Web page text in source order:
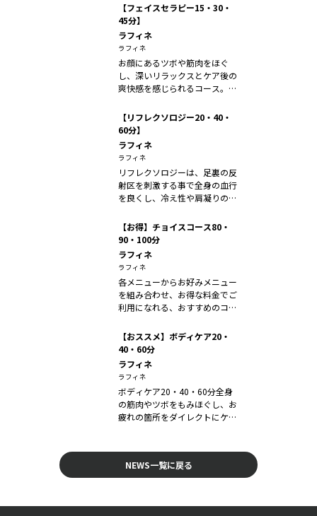
【フェイスセラピー15・30・
45分】
ラフィネ
ラフィネ
お顔にあるツボや筋肉をほぐ
し、深いリラックスとケア後の
爽快感を感じられるコース。目
【リフレクソロジー20・40・
60分】
ラフィネ
ラフィネ
リフレクソロジーは、足裏の反
射区を刺激する事で全身の血行
を良くし、冷え性や肩凝りの改
【お得】チョイスコース80・
90・100分
ラフィネ
ラフィネ
各メニューからお好みメニュー
を組み合わせ、お得な料金でご
利用になれる、おすすめのコー
【おススメ】ボディケア20・
40・60分
ラフィネ
ラフィネ
ボディケア20・40・60分全身
の筋肉やツボをもみほぐし、お
疲れの箇所をダイレクトにケア
NEWS一覧に戻る